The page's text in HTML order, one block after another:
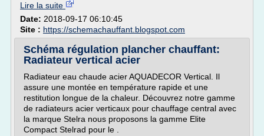
Lire la suite
Date: 2018-09-17 06:10:45
Site : https://schemachauffant.blogspot.com
Schéma régulation plancher chauffant:
Radiateur vertical acier
Radiateur eau chaude acier AQUADECOR Vertical. Il
assure une montée en température rapide et une
restitution longue de la chaleur. Découvrez notre gamme
de radiateurs acier verticaux pour chauffage central avec
la marque Stelra nous proposons la gamme Elite
Compact Stelrad pour le .